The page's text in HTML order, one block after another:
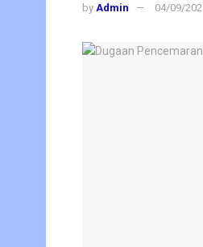
by Admin 04/09/